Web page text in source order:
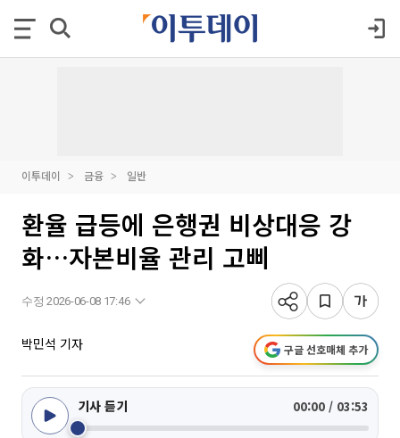
이투데이 금융 일반
환율 급등에 은행권 비상대응 강
화…자본비율 관리 고삐
수정 2026-06-08 17:46
박민석 기자 구글 선호매체 추가
기사 듣기 00:00 / 03:53